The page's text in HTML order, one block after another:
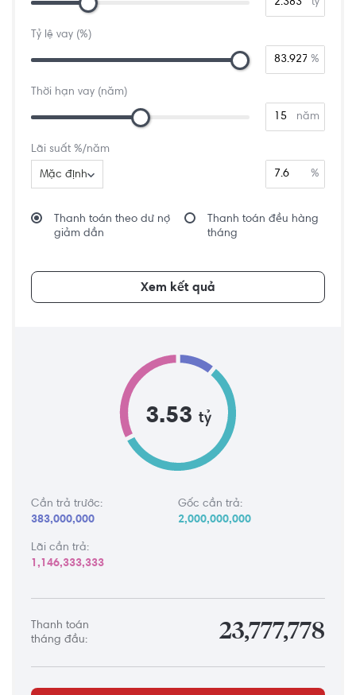
tỷ
Tỷ lệ vay (%)
%
Thời hạn vay (năm)
năm
Lãi suất %/năm
Mặc định %
Thanh toán theo dư nợ
giảm dần
Thanh toán đều hàng
tháng
Xem kết quả
3.53 tỷ
Cần trả trước:
383,000,000
Gốc cần trả:
2,000,000,000
Lãi cần trả:
1,146,333,333
Thanh toán
tháng đầu:
23,777,778